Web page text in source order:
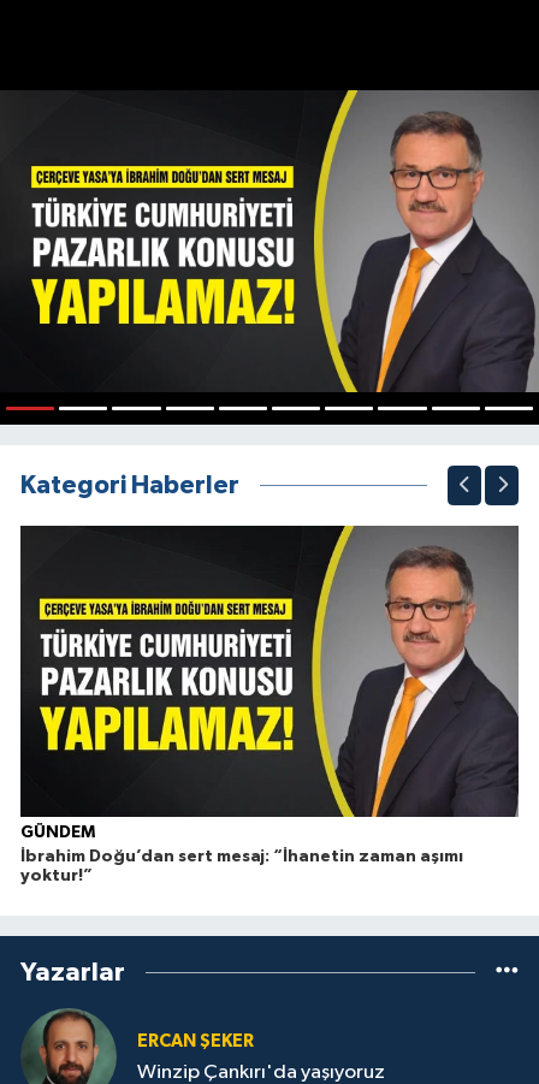
Kategori Haberler
GÜNDEM
İbrahim Doğu’dan sert mesaj: “İhanetin zaman aşımı
yoktur!”
Yazarlar
ERCAN ŞEKER
Winzip Çankırı'da yaşıyoruz